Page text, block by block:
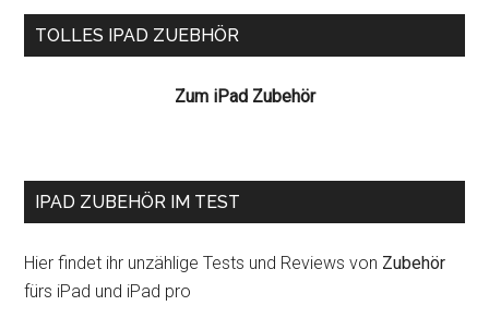
Seitenspalte
TOLLES IPAD ZUEBHÖR
Zum iPad Zubehör
IPAD ZUBEHÖR IM TEST
Hier findet ihr unzählige Tests und Reviews von Zubehör
fürs iPad und iPad pro